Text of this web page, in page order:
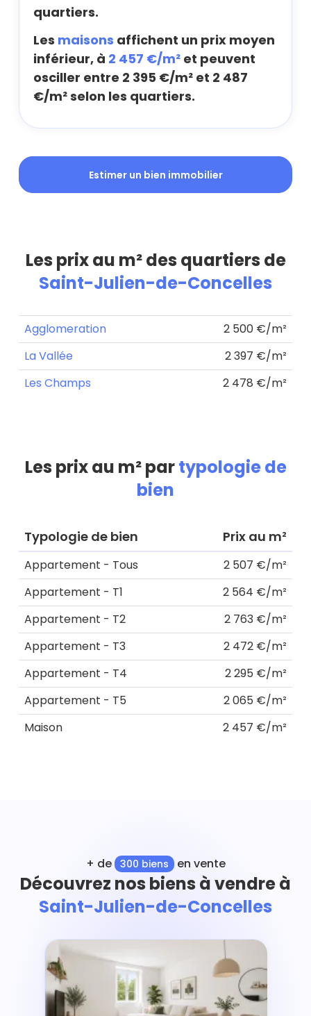
quartiers.
Les maisons affichent un prix moyen
inférieur, à 2 457 €/m² et peuvent
osciller entre 2 395 €/m² et 2 487
€/m² selon les quartiers.
Estimer un bien immobilier
Les prix au m² des quartiers de
Saint-Julien-de-Concelles
Agglomeration
2 500 €/m²
La Vallée
2 397 €/m²
Les Champs
2 478 €/m²
Les prix au m² partypologie de
bien
Typologie de bien Prix au m²
Appartement - Tous
2 507 €/m²
Appartement - T1
2 564 €/m²
Appartement - T2
2 763 €/m²
Appartement - T3
2 472 €/m²
Appartement - T4
2 295 €/m²
Appartement - T5
2 065 €/m²
Maison
2 457 €/m²
+ de 300 biens en vente
Découvrez nos biens à vendre à
Saint-Julien-de-Concelles